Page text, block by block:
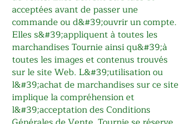
acceptées avant de passer une
commande ou d&#39;ouvrir un compte.
Elles s&#39;appliquent à toutes les
marchandises Tournie ainsi qu&#39;à
toutes les images et contenus trouvés
sur le site Web. L&#39;utilisation ou
l&#39;achat de marchandises sur ce site
implique la compréhension et
l&#39;acceptation des Conditions